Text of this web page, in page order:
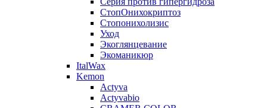
СтопОнихокриптоз
Стопонихолизис
Уход
Экоглянцевание
Экоманикюр
ItalWax
Kemon
Actyva
Actyvabio